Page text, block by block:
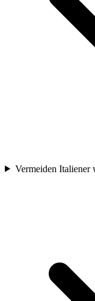
Vermeiden Italiener